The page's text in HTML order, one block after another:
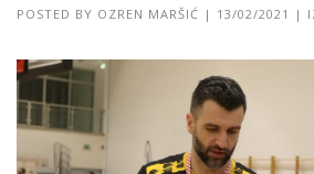
POSTED BY OZREN MARŠIĆ | 13/02/2021 |